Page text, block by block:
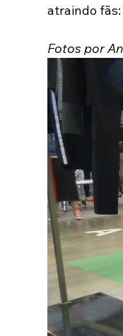
atraindo fãs:
Fotos por